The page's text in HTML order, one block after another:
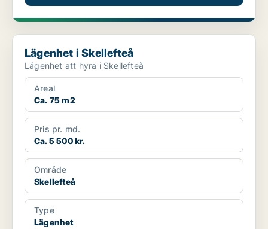
Lägenhet i Skellefteå
Lägenhet i Skellefteå
Lägenhet att hyra i Skellefteå
Areal
Ca. 75 m2
Pris pr. md.
Ca. 5 500 kr.
Område
Skellefteå
Type
Lägenhet